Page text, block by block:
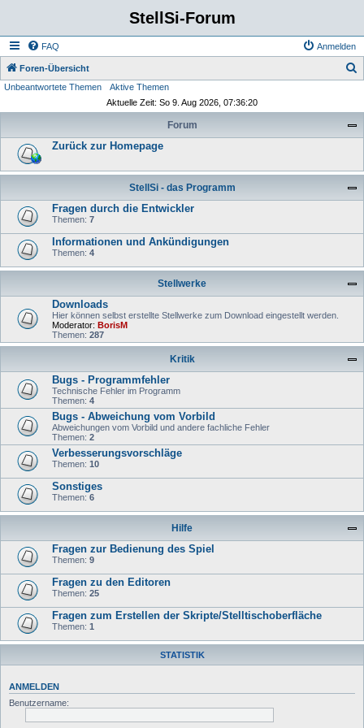
StellSi-Forum
FAQ Anmelden
Foren-Übersicht
Unbeantwortete Themen
Aktive Themen
Aktuelle Zeit: So 9. Aug 2026, 07:36:20
Forum
Zurück zur Homepage
StellSi - das Programm
Fragen durch die Entwickler
Themen: 7
Informationen und Ankündigungen
Themen: 4
Stellwerke
Downloads
Hier können selbst erstellte Stellwerke zum Download eingestellt werden.
Moderator: BorisM
Themen: 287
Kritik
Bugs - Programmfehler
Technische Fehler im Programm
Themen: 4
Bugs - Abweichung vom Vorbild
Abweichungen vom Vorbild und andere fachliche Fehler
Themen: 2
Verbesserungsvorschläge
Themen: 10
Sonstiges
Themen: 6
Hilfe
Fragen zur Bedienung des Spiel
Themen: 9
Fragen zu den Editoren
Themen: 25
Fragen zum Erstellen der Skripte/Stelltischoberfläche
Themen: 1
STATISTIK
ANMELDEN
Benutzername: